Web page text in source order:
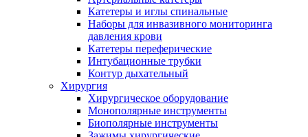
Катетеры и иглы спинальные
Наборы для инвазивного мониторинга
давления крови
Катетеры переферические
Интубационные трубки
Контур дыхательный
Хирургия
Хирургическое оборудование
Монополярные инструменты
Биополярные инструменты